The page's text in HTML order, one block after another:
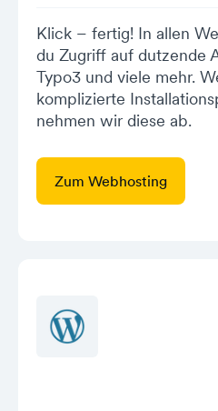
Klick – fertig! In allen
du Zugriff auf dutzende
Typo3 und viele mehr.
komplizierte
nehmen wir diese ab.
Zum Webhosting